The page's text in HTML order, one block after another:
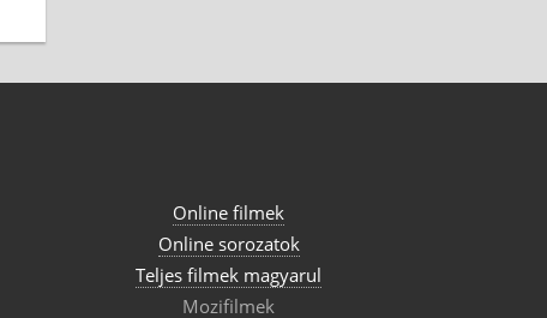
Online filmek
Online sorozatok
Teljes filmek magyarul
Mozifilmek